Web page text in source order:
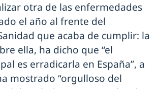
otra de las enfermedades
el año al frente del
que acaba de cumplir: la
ella, ha dicho que “el
es erradicarla en España”, a
mostrado “orgulloso del